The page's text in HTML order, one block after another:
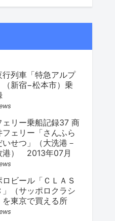
行列車「特急アルプ
（新宿−松本市）乗
ェリー乗船記録37 商
フェリー「さんふら
せつ」（大洗港－
港） 2013年07月
ロビール「ＣＬＡＳ
」（サッポロクラシ
を東京で買える所